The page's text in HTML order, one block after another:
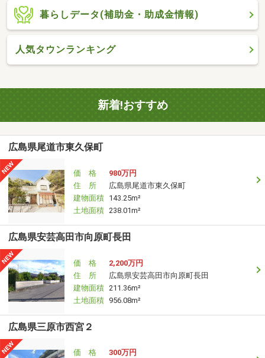
暮らしデータ(補助金・助成金情報)
人気タウンランキング
新着!おすすめ
広島県尾道市東久保町
価 格
980万円
住 所
広島県尾道市東久保町
建物面積 143.25m²
土地面積 238.01m²
広島県安芸高田市向原町長田
価 格
2,200万円
住 所
広島県安芸高田市向原町長田
建物面積 211.36m²
土地面積 956.08m²
広島県三原市西宮２
価 格
300万円